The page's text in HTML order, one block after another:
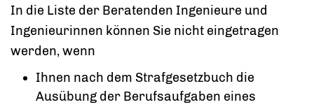
In die Liste der Beratenden Ingenieure und
Ingenieurinnen können Sie nicht eingetragen
werden, wenn
Ihnen nach dem Strafgesetzbuch die
Ausübung der Berufsaufgaben eines